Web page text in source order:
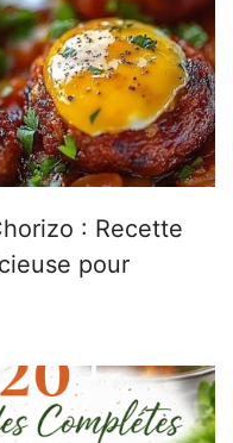
: Recette
pour